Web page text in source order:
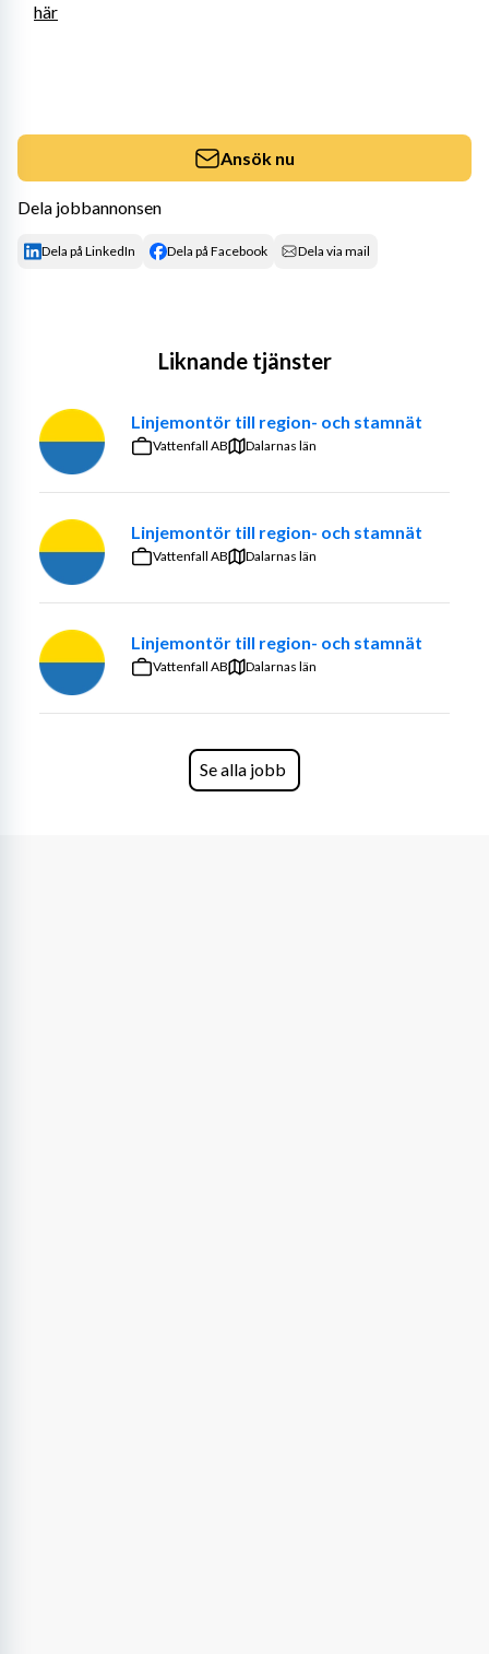
här
Ansök nu
Dela jobbannonsen
Dela på LinkedIn Dela på Facebook Dela via mail
Liknande tjänster
Linjemontör till region- och stamnät
Vattenfall AB Dalarnas län
Linjemontör till region- och stamnät
Vattenfall AB Dalarnas län
Linjemontör till region- och stamnät
Vattenfall AB Dalarnas län
Se alla jobb